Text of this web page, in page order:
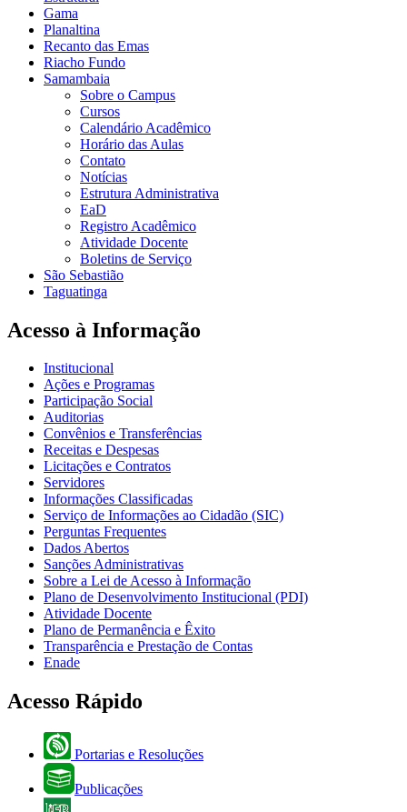
Gama
Planaltina
Recanto das Emas
Riacho Fundo
Samambaia
Sobre o Campus
Cursos
Calendário Acadêmico
Horário das Aulas
Contato
Notícias
Estrutura Administrativa
EaD
Registro Acadêmico
Atividade Docente
Boletins de Serviço
São Sebastião
Taguatinga
Acesso à Informação
Institucional
Ações e Programas
Participação Social
Auditorias
Convênios e Transferências
Receitas e Despesas
Licitações e Contratos
Servidores
Informações Classificadas
Serviço de Informações ao Cidadão (SIC)
Perguntas Frequentes
Dados Abertos
Sanções Administrativas
Sobre a Lei de Acesso à Informação
Plano de Desenvolvimento Institucional (PDI)
Atividade Docente
Plano de Permanência e Êxito
Transparência e Prestação de Contas
Enade
Acesso Rápido
Portarias e Resoluções
Publicações